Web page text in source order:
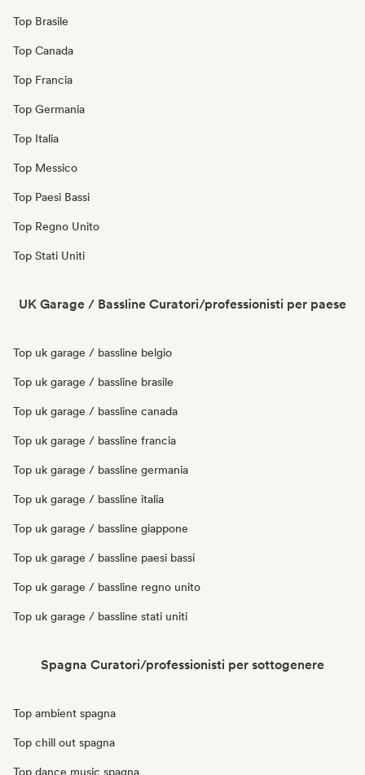
Top Brasile
Top Canada
Top Francia
Top Germania
Top Italia
Top Messico
Top Paesi Bassi
Top Regno Unito
Top Stati Uniti
UK Garage / Bassline Curatori/professionisti per paese
Top uk garage / bassline belgio
Top uk garage / bassline brasile
Top uk garage / bassline canada
Top uk garage / bassline francia
Top uk garage / bassline germania
Top uk garage / bassline italia
Top uk garage / bassline giappone
Top uk garage / bassline paesi bassi
Top uk garage / bassline regno unito
Top uk garage / bassline stati uniti
Spagna Curatori/professionisti per sottogenere
Top ambient spagna
Top chill out spagna
Top dance music spagna